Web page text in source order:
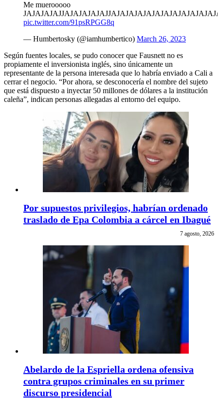
Me muerooooo
pic.twitter.com/91psRPGG8q
— Humbertosky (@iamhumbertico) March 26, 2023
Según fuentes locales, se pudo conocer que Fausnett no es
propiamente el inversionista inglés, sino únicamente un
representante de la persona interesada que lo habría enviado a Cali a
cerrar el negocio. “Por ahora, se desconocería el nombre del sujeto
que está dispuesto a inyectar 50 millones de dólares a la institución
caleña”, indican personas allegadas al entorno del equipo.
Por supuestos privilegios, habrían ordenado
traslado de Epa Colombia a cárcel en Ibagué
7 agosto, 2026
Abelardo de la Espriella ordena ofensiva
contra grupos criminales en su primer
discurso presidencial